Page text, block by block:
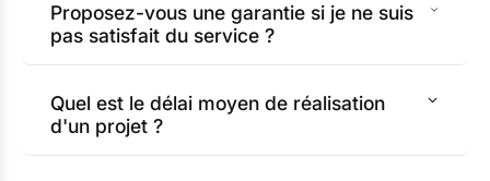
Proposez-vous une garantie si je ne suis
pas satisfait du service ?
Quel est le délai moyen de réalisation
d'un projet ?